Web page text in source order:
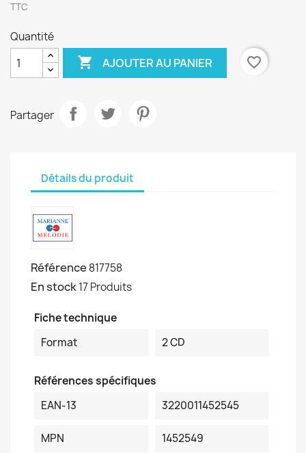
TTC
Quantité
 AJOUTER AU PANIER favorite_border
Partager
Détails du produit
Référence 817758
En stock17 Produits
Fiche technique
Format
2 CD
Références spécifiques
EAN-13
3220011452545
MPN 1452549